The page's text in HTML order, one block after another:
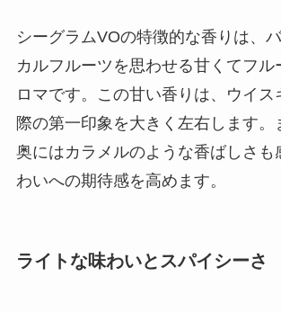
シーグラムVOの特徴的な香りは、
カルフルーツを思わせる甘くてフル
ロマです。この甘い香りは、ウイス
際の第一印象を大きく左右します。
奥にはカラメルのような香ばしさも
わいへの期待感を高めます。
ライトな味わいとスパイシーさ